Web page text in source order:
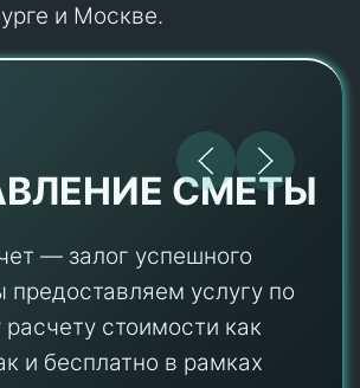
и Москве.
СМЕТЫ
— залог успешного
предоставляем услугу по
стоимости как
и бесплатно в рамках